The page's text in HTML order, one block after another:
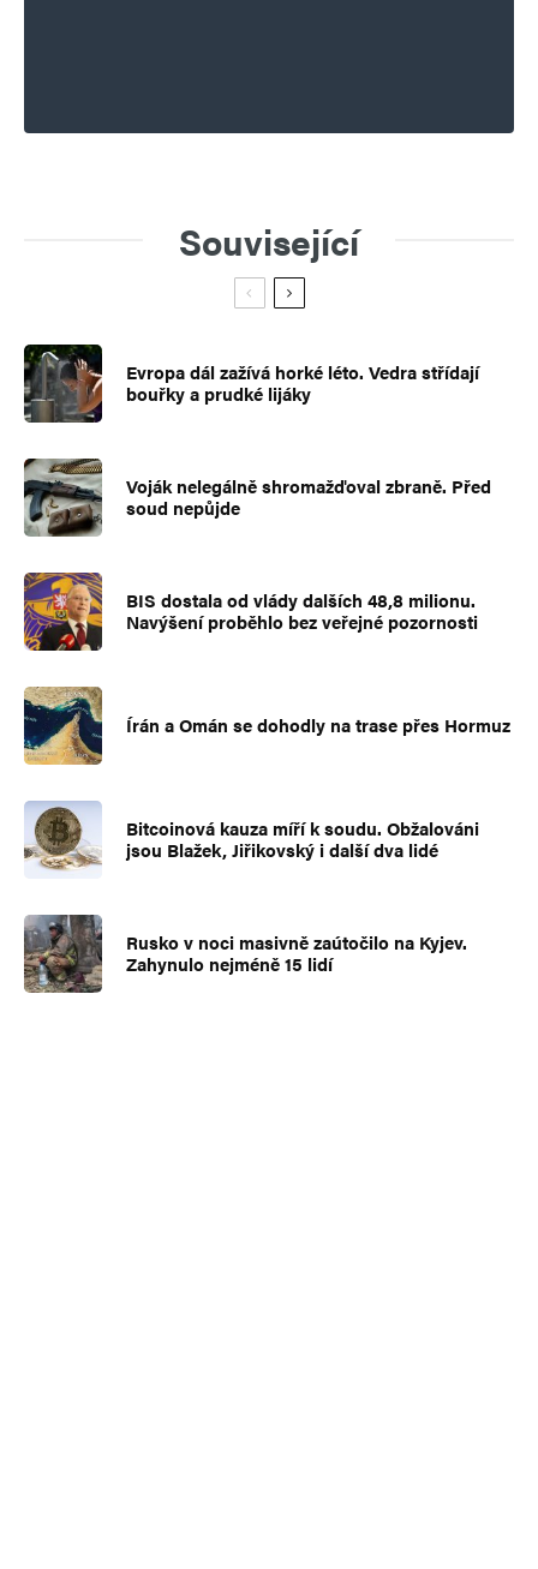
Související
Evropa dál zažívá horké léto. Vedra střídají
bouřky a prudké lijáky
Voják nelegálně shromažďoval zbraně. Před
soud nepůjde
BIS dostala od vlády dalších 48,8 milionu.
Navýšení proběhlo bez veřejné pozornosti
Írán a Omán se dohodly na trase přes Hormuz
Bitcoinová kauza míří k soudu. Obžalováni
jsou Blažek, Jiřikovský i další dva lidé
Rusko v noci masivně zaútočilo na Kyjev.
Zahynulo nejméně 15 lidí